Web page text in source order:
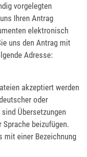
vorgelegten
Ihren Antrag
elektronisch
uns den Antrag mit
Adresse:
akzeptiert werden
oder
Übersetzungen
beizufügen.
mit einer Bezeichnung